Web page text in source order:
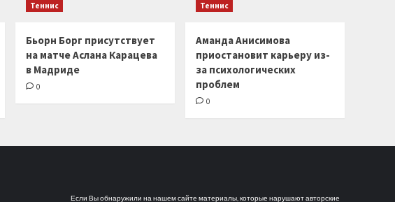
Теннис
Бьорн Борг присутствует
на матче Аслана Карацева
в Мадриде
0
Теннис
Аманда Анисимова
приостановит карьеру из-
за психологических
проблем
0
Если Вы обнаружили на нашем сайте материалы, которые нарушают авторские